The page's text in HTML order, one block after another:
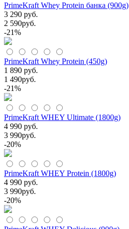
PrimeKraft Whey Protein банка (900g)
3 290 руб.
2 590руб.
-21%
PrimeKraft Whey Protein (450g)
1 890 руб.
1 490руб.
-21%
PrimeKraft WHEY Ultimate (1800g)
4 990 руб.
3 990руб.
-20%
PrimeKraft WHEY Protein (1800g)
4 990 руб.
3 990руб.
-20%